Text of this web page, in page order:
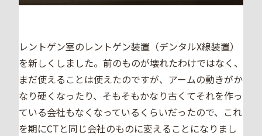
レントゲン室のレントゲン装置（デンタルX線装置）
を新しくしました。前のものが壊れたわけではなく、
まだ使えることは使えたのですが、アームの動きがか
なり硬くなったり、そもそもかなり古くてそれを作っ
ている会社もなくなっているくらいだったので、これ
を期にCTと同じ会社のものに変えることになりまし